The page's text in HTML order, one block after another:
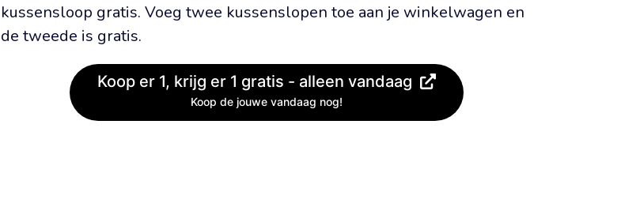
kussensloop gratis. Voeg twee kussenslopen toe aan je winkelwagen en
de tweede is gratis.
Koop er 1, krijg er 1 gratis - alleen vandaag
Koop de jouwe vandaag nog!